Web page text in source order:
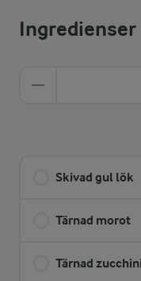
Ingredienser
Skivad gul lök
Tärnad morot
Tärnad zucchini